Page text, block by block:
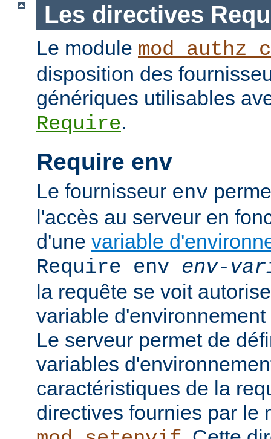
Les directives
Le module
disposition des
génériques utilisables
Require.
Require env
Le fournisseur env
l'accès au serveur en
d'une variable
Require env env-
la requête se voit
variable d'environnement
Le serveur permet de
variables
caractéristiques de la
directives fournies par le